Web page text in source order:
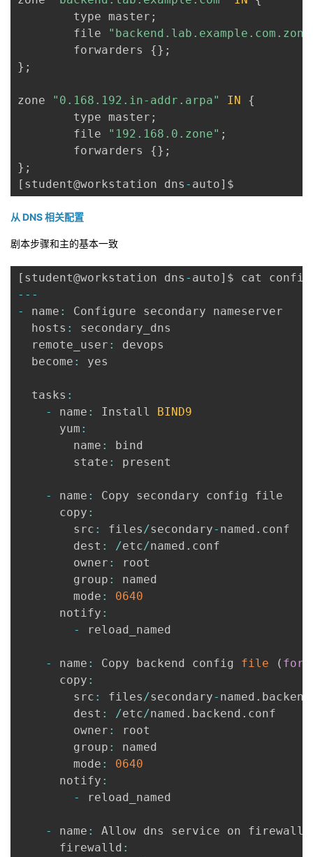
        type master
;
        file
        forwarders
{} ;
} ;
zone "0.168.192.in-addr.arpa" IN
{
        type master
;
        file
"192.168.0.zone" ;
        forwarders
{} ;
} ;
[ student@workstation dns - auto]
从 DNS 相关配置
剧本步骤和主的基本一致
[ student@workstation dns - auto] $ cat
-- -
-
name :
Configure secondary nameserver
  hosts
:
secondary_dns
  remote_user
:
devops
  become
: yes
  tasks
:
-
name : Install BIND9
      yum
:
        name
:
bind
        state
: present
- name :
Copy secondary config file
      copy
:
        src
: files/secondary- named . conf
        dest
: /etc/named . conf
        owner
:
root
        group
:
named
        mode
:
0640
      notify
:
-
reload_named
- name : Copy backend config file ( for
      copy
:
        src
: files/secondary- named . backend
        dest
: /etc/named . backend . conf
        owner
:
root
        group
:
named
        mode
:
0640
      notify
:
-
reload_named
- name :
Allow dns service on firewall
      firewalld
: